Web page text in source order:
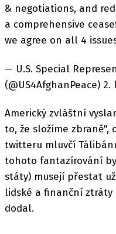
& negotiations, and
a comprehensive
we agree on all 4
— U.S. Special
(@US4AfghanPeace) 2.
Americký zvláštní
to, že složíme zbraně",
twitteru mluvčí
tohoto fantazírování
státy) musejí přestat
lidské a finanční ztráty
dodal.